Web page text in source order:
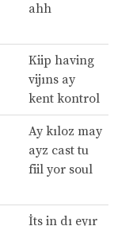
ahh
Kiip having
vijıns ay
kent kontrol
Ay kıloz may
ayz cast tu
fiil yor soul
İts in dı eyır